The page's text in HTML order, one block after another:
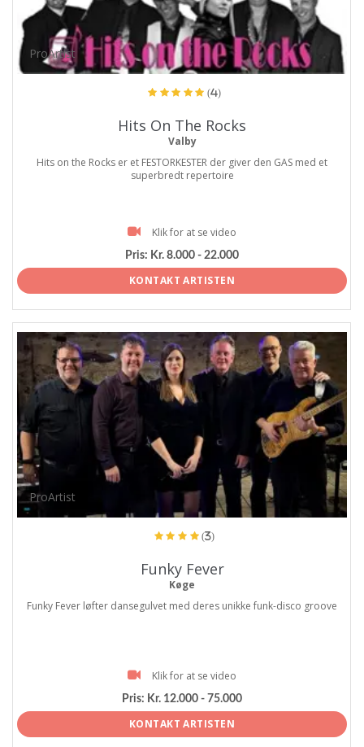
ProArtist
(4)
Hits On The Rocks
Valby
Hits on the Rocks er et FESTORKESTER der giver den GAS med et
superbredt repertoire
Klik for at se video
Pris: Kr. 8.000 - 22.000
KONTAKT ARTISTEN
ProArtist
(3)
Funky Fever
Køge
Funky Fever løfter dansegulvet med deres unikke funk-disco groove
Klik for at se video
Pris: Kr. 12.000 - 75.000
KONTAKT ARTISTEN